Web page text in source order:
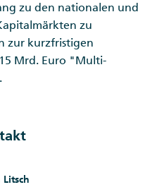
zu den nationalen und
zu
zur kurzfristigen
Mrd. Euro "Multi-
Litsch